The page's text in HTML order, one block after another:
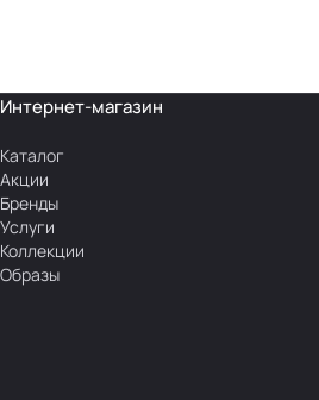
Интернет-магазин
Каталог
Акции
Бренды
Услуги
Коллекции
Образы